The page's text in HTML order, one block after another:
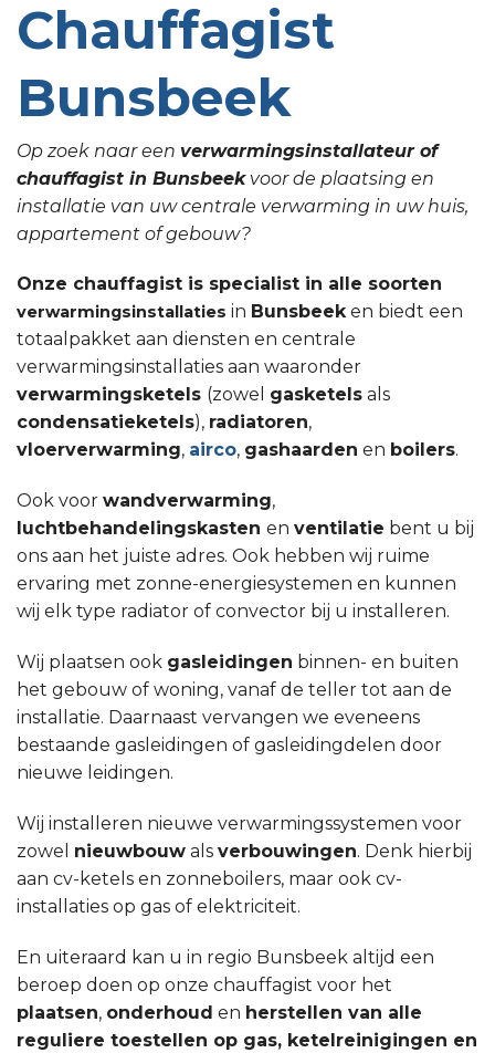
Chauffagist
Bunsbeek
Op zoek naar een verwarmingsinstallateur of
chauffagist in Bunsbeekvoor de plaatsing en
installatie van uw centrale verwarming in uw huis,
appartement of gebouw?
Onze chauffagist is specialist in alle soorten
verwarmingsinstallaties in Bunsbeeken biedt een
totaalpakket aan diensten en centrale
verwarmingsinstallaties aan waaronder
verwarmingsketels (zowel gasketels als
condensatieketels), radiatoren,
vloerverwarming, airco, gashaarden en boilers.
Ook voor wandverwarming,
luchtbehandelingskasten en ventilatie bent u bij
ons aan het juiste adres. Ook hebben wij ruime
ervaring met zonne-energiesystemen en kunnen
wij elk type radiator of convector bij u installeren.
Wij plaatsen ook gasleidingen binnen- en buiten
het gebouw of woning, vanaf de teller tot aan de
installatie. Daarnaast vervangen we eveneens
bestaande gasleidingen of gasleidingdelen door
nieuwe leidingen.
Wij installeren nieuwe verwarmingssystemen voor
zowel nieuwbouw als verbouwingen. Denk hierbij
aan cv-ketels en zonneboilers, maar ook cv-
installaties op gas of elektriciteit.
En uiteraard kan u in regio Bunsbeek altijd een
beroep doen op onze chauffagist voor het
plaatsen, onderhoud en herstellen van alle
reguliere toestellen op gas, ketelreinigingen en